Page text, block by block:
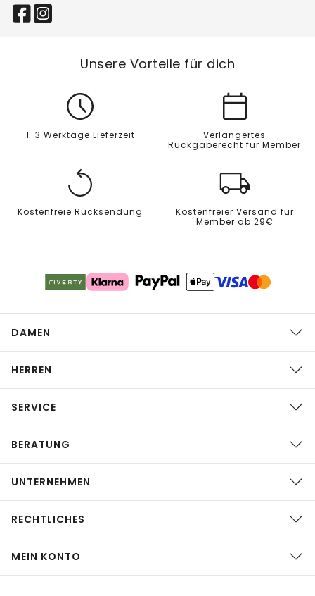
Unsere Vorteile für dich
1-3 Werktage Lieferzeit
Verlängertes
Rückgaberecht für Member
Kostenfreie Rücksendung
Kostenfreier Versand für
Member ab 29€
DAMEN
HERREN
SERVICE
BERATUNG
UNTERNEHMEN
RECHTLICHES
MEIN KONTO